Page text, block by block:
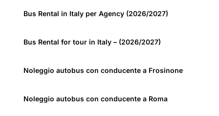
Bus Rental in Italy per Agency (2026/2027)
Bus Rental for tour in Italy – (2026/2027)
Noleggio autobus con conducente a Frosinone
Noleggio autobus con conducente a Roma